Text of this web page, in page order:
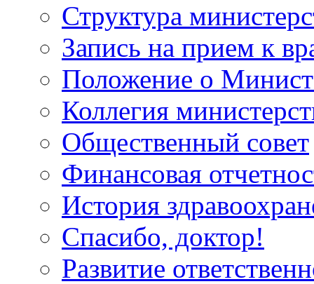
Структура
Запись на прием к
Положение о
Коллегия
Общественный совет
Финансовая
История
Спасибо, доктор!
Развитие